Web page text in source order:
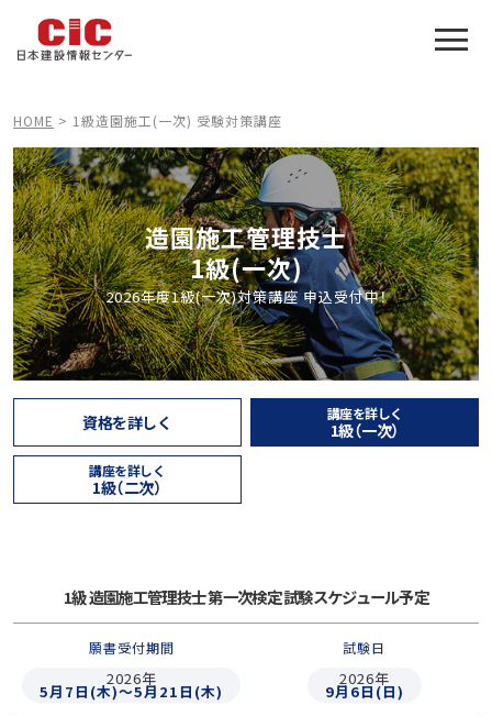
HOME > 1級造園施工(一次) 受験対策講座
造園施工管理技士
1級(一次)
2026年度1級(一次)対策講座 申込受付中！
資格を詳しく 講座を詳しく
1級（一次）
講座を詳しく
1級（二次）
1級 造園施工管理技士 第一次検定 試験スケジュール予定
願書受付期間 試験日
2026年
5月7日(木)～5月21日(木)
2026年
9月6日(日)